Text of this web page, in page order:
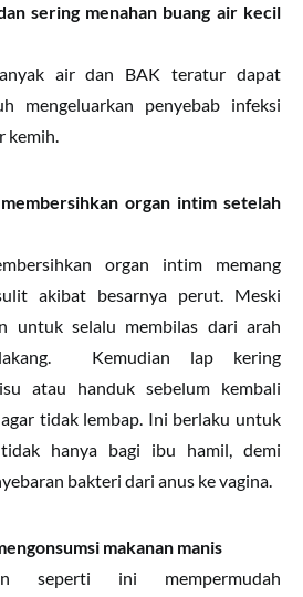
sering menahan buang air kecil
air dan BAK teratur dapat
mengeluarkan penyebab infeksi
kemih.
organ intim setelah
organ intim memang
akibat besarnya perut. Meski
untuk selalu membilas dari arah
Kemudian lap kering
atau handuk sebelum kembali
tidak lembap. Ini berlaku untuk
hanya bagi ibu hamil, demi
bakteri dari anus ke vagina.
makanan manis
seperti ini mempermudah